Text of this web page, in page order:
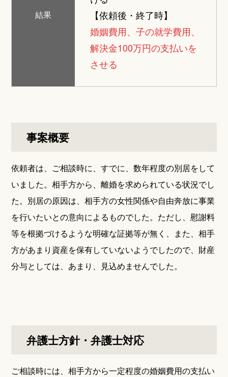
結果
【依頼後・終了時】
婚姻費用、子の就学費用、
解決金100万円の支払いを
させる
事案概要
依頼者は、ご相談時に、すでに、数年程度の別居をして
いました。相手方から、離婚を求められている状況でし
た。別居の原因は、相手方の女性関係や自由奔放に事業
を行いたいとの意向によるものでした。ただし、慰謝料
等を根拠づけるような明確な証拠等が無く、また、相手
方があまり資産を保有していないようでしたので、財産
分与としては、あまり、見込めませんでした。
弁護士方針・弁護士対応
ご相談時には、相手方から一定程度の婚姻費用の支払い